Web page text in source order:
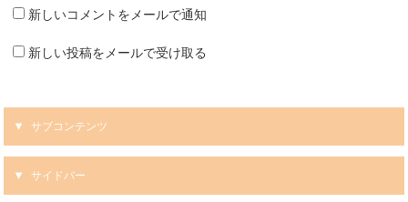
新しいコメントをメールで通知
新しい投稿をメールで受け取る
サブコンテンツ
サイドバー